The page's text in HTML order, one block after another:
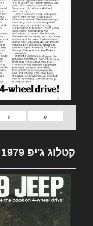
«
‹
קטלוג ג'יפ 1979